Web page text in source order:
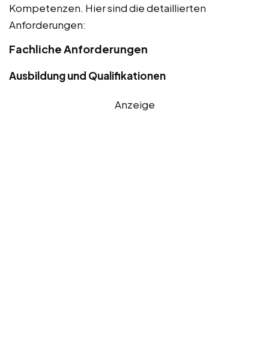
Kompetenzen. Hier sind die detaillierten
Anforderungen:
Fachliche Anforderungen
Ausbildung und Qualifikationen
Anzeige